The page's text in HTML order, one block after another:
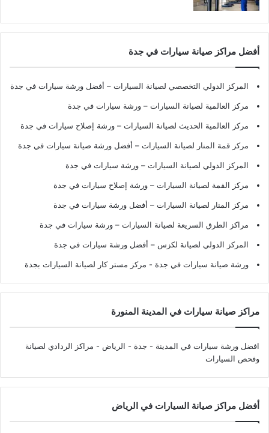
أفضل مراكز صيانة سيارات في جدة
المركز الدولي التخصصي لصيانة السيارات – أفضل ورشة سيارات في جدة
مركز العالمية لصيانة السيارات – ورشة سيارات في جدة
مركز العالمية الحديث لصيانة السيارات – ورشة إصلاح سيارات في جدة
مركز قمة المنار لصيانة السيارات – أفضل ورشة صيانة سيارات في جدة
المركز الدولي لصيانة السيارات – ورشة سيارات في جدة
مركز القمة لصيانة السيارات – ورشة إصلاح سيارات في جدة
مركز المنار لصيانة السيارات – أفضل ورشة سيارات في جدة
مراكز الطرق السريعة لصيانة السيارات – ورشة سيارات في جدة
المركز الدولي لصيانة لكزس – أفضل ورشة سيارات في جدة
ورشة صيانة سيارات في جدة - مركز مستر كار لصيانة السيارات بجدة
مراكز صيانة سيارات في المدينة المنورة
افضل ورشة سيارات في المدينة - جدة - الرياض - مراكز الردادي لصيانة
وفحص السيارات
أفضل مراكز صيانة السيارات في الرياض